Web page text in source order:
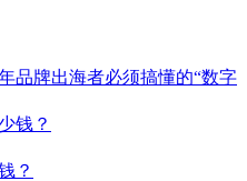
品牌出海者必须搞懂的“数字
钱？
？